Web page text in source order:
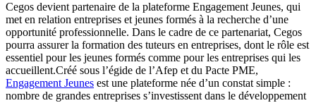
Cegos devient partenaire de la plateforme Engagement Jeunes, qui
met en relation entreprises et jeunes formés à la recherche d’une
opportunité professionnelle. Dans le cadre de ce partenariat, Cegos
pourra assurer la formation des tuteurs en entreprises, dont le rôle est
essentiel pour les jeunes formés comme pour les entreprises qui les
accueillent.Créé sous l’égide de l’Afep et du Pacte PME,
Engagement Jeunes est une plateforme née d’un constat simple :
nombre de grandes entreprises s’investissent dans le développement